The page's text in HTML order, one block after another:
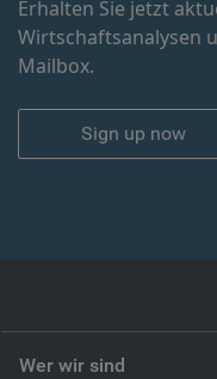
Erhalten Sie jetzt
Wirtschaftsanalysen
Mailbox.
Sign up now
Wer wir sind